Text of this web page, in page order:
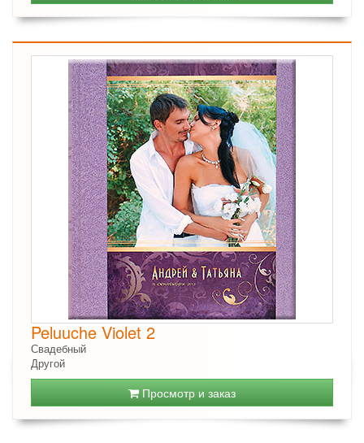
Peluuche Violet 2
Свадебный
Другой
Просмотр и заказ